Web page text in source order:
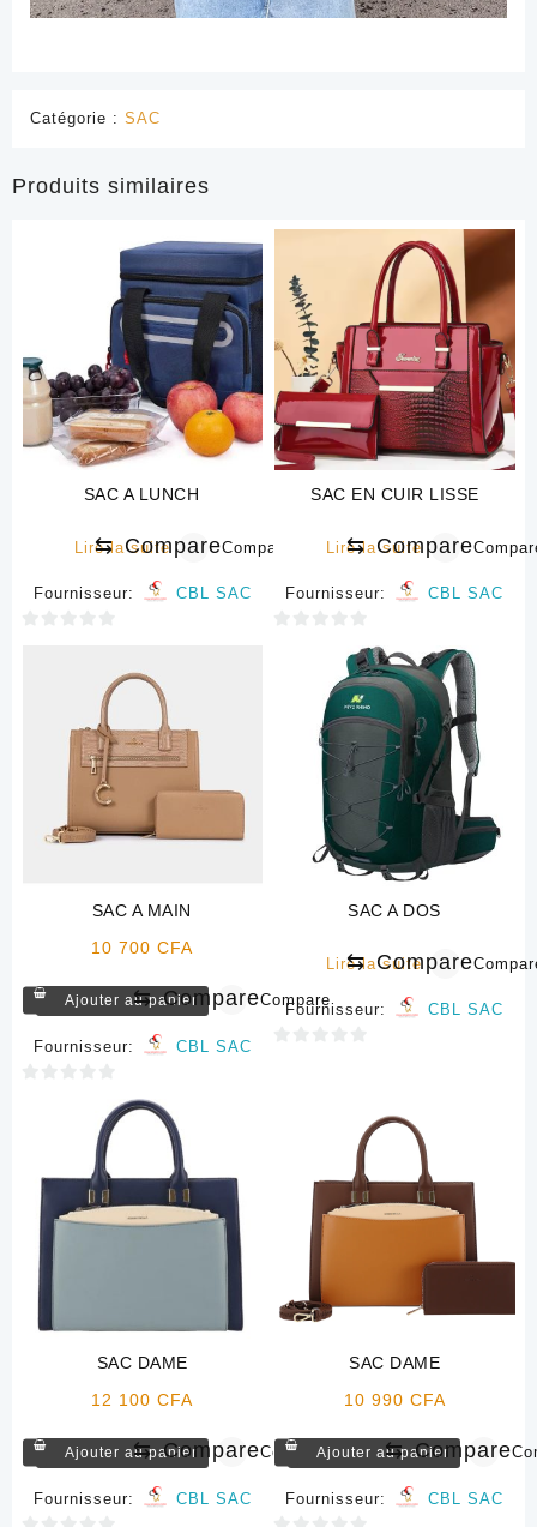
Catégorie : SAC
Produits similaires
SAC A LUNCH
Lire la suite
⇆ CompareCompare
Fournisseur: CBL SAC
SAC EN CUIR LISSE
Lire la suite
⇆ Compare
Fournisseur: CBL SAC
SAC A MAIN
10 700CFA
Ajouter au panier
⇆ CompareCompare
Fournisseur: CBL SAC
SAC A DOS
Lire la suite
⇆ Compare
Fournisseur: CBL SAC
SAC DAME
12 100CFA
Ajouter au panier
⇆ CompareCompare
Fournisseur: CBL SAC
SAC DAME
10 990 CFA
Ajouter au panier
⇆ Compare
Fournisseur: CBL SAC